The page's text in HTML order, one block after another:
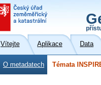
Vítejte Aplikace Data
O metadatech Témata